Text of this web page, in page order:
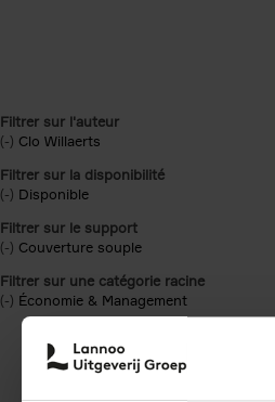
Filtrer sur l'auteur
(-) Remove Clo Willaerts filter
Clo Willaerts
Filtrer sur la disponibilité
(-) Remove Disponible filter
Disponible
Filtrer sur le support
(-) Remove Couverture souple filter
Couverture souple
Filtrer sur une catégorie racine
(-) Remove Économie & Management filter
Économie & Management